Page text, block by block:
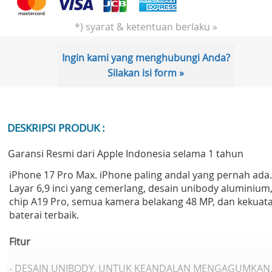
*) syarat & ketentuan berlaku »
Ingin kami yang menghubungi Anda?
Silakan isi form »
DESKRIPSI PRODUK :
Garansi Resmi dari Apple Indonesia selama 1 tahun
iPhone 17 Pro Max. iPhone paling andal yang pernah ada.
Layar 6,9 inci yang cemerlang, desain unibody aluminium,
chip A19 Pro, semua kamera belakang 48 MP, dan
baterai terbaik.
Fitur
- DESAIN UNIBODY. UNTUK KEANDALAN MENGAGUMKAN.